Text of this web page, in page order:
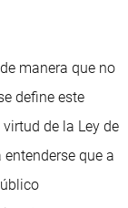
manera que no
define este
de la Ley de
que a